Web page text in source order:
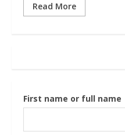
Read More
First name or full name